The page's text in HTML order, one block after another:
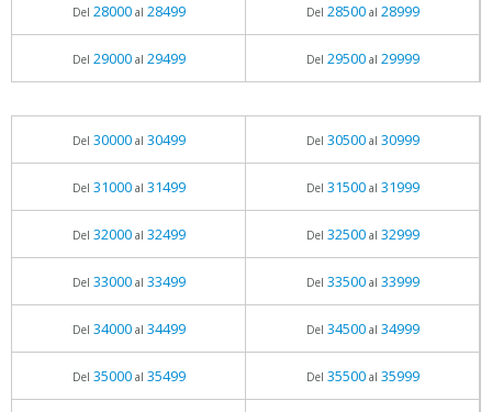
Del 28000al 28499 Del 28500al 28999
Del 29000al 29499 Del 29500al 29999
Del 30000al 30499 Del 30500al 30999
Del 31000al 31499 Del 31500al 31999
Del 32000al 32499 Del 32500al 32999
Del 33000al 33499 Del 33500al 33999
Del 34000al 34499 Del 34500al 34999
Del 35000al 35499 Del 35500al 35999